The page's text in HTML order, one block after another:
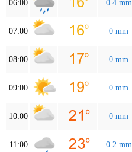
06:00 0.4 mm
07:00 0 mm
08:00 0 mm
09:00 0 mm
10:00 0 mm
11:00 0.2 mm